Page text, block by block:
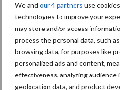
We and our 4 partners use
technologies to improve your
may store and/or access
process the personal data, such
browsing data, for purposes like
personalized ads and content,
effectiveness, analyzing
geolocation data, and product
Tekst: Esmee Groot Roessink
Beeld: Ivo Haartsen
Aanbevolen voor
“Hoge
schijven